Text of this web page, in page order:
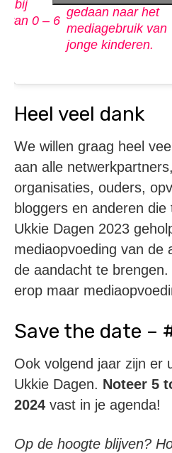
bij
van 0 – 6
gedaan naar het
mediagebruik van
jonge kinderen.
Heel veel dank
We willen graag heel
aan alle
organisaties, ouders,
bloggers en anderen
Ukkie Dagen 2023
mediaopvoeding van de
de aandacht te
erop maar
Save the date –
Ook volgend jaar zijn er
Ukkie Dagen. Noteer 5
2024 vast in je agenda!
Op de hoogte blijven?